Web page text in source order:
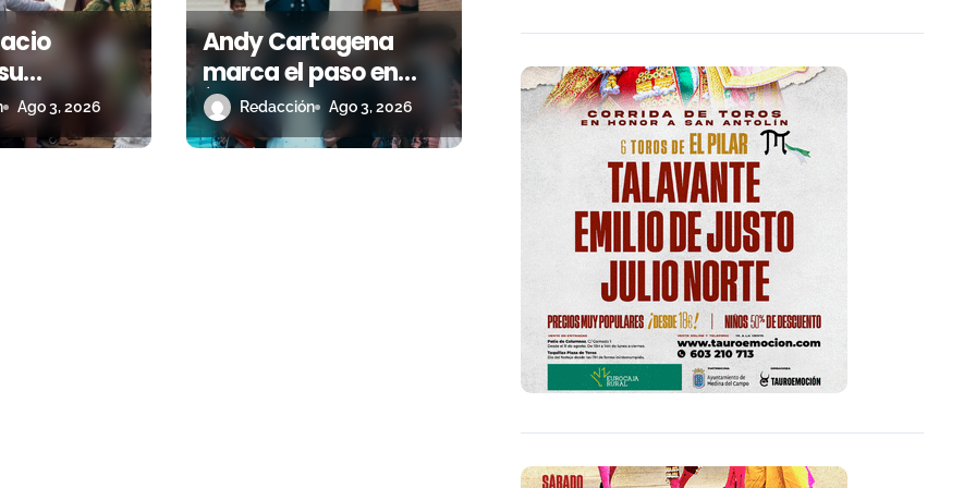
en Estella
junto a
Ago 3, 2026
Andy Cartagena
marca el paso en
Íscar con una nueva
tarde de triunfo
Redacción Ago 3, 2026